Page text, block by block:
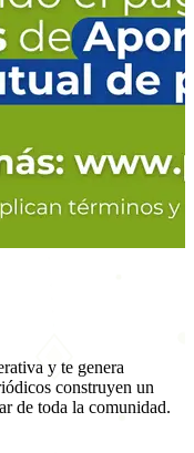
y te genera
construyen un
de toda la comunidad.